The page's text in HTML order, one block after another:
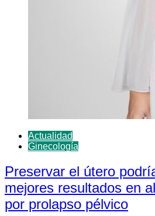
Actualidad
Ginecología
Preservar el útero
mejores resultados en
por prolapso pélvico